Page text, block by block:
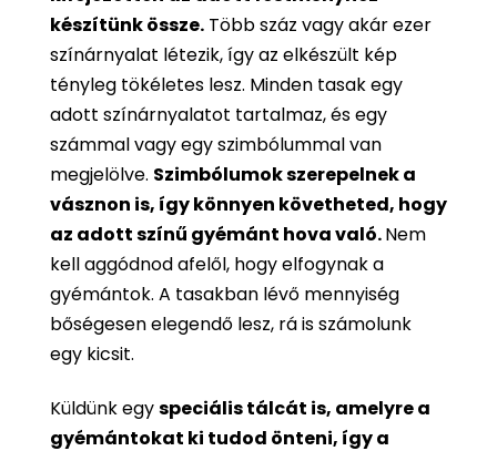
készítünk össze. Több száz vagy akár ezer
színárnyalat létezik, így az elkészült kép
tényleg tökéletes lesz. Minden tasak egy
adott színárnyalatot tartalmaz, és egy
számmal vagy egy szimbólummal van
megjelölve. Szimbólumok szerepelnek a
vásznon is, így könnyen követheted, hogy
az adott színű gyémánt hova való.Nem
kell aggódnod afelől, hogy elfogynak a
gyémántok. A tasakban lévő mennyiség
bőségesen elegendő lesz, rá is számolunk
egy kicsit.
Küldünk egyspeciális tálcát is, amelyre a
gyémántokat ki tudod önteni, így a